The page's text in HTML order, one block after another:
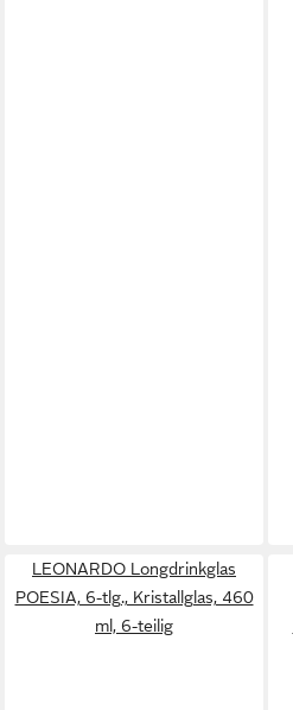
LEONARDO Longdrinkglas
POESIA, 6-tlg., Kristallglas, 460
ml, 6-teilig